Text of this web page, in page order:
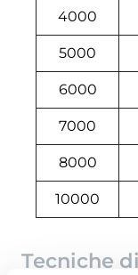
4000
5000
6000
7000
8000
10000
Tecniche